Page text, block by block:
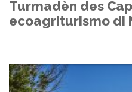
Turmadèn des
ecoagriturismo di